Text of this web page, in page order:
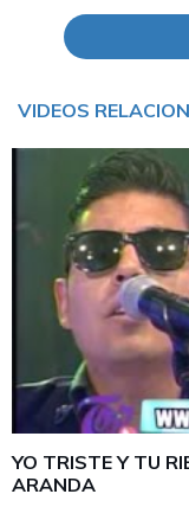
VIDEOS
YO TRISTE Y TU
ARANDA